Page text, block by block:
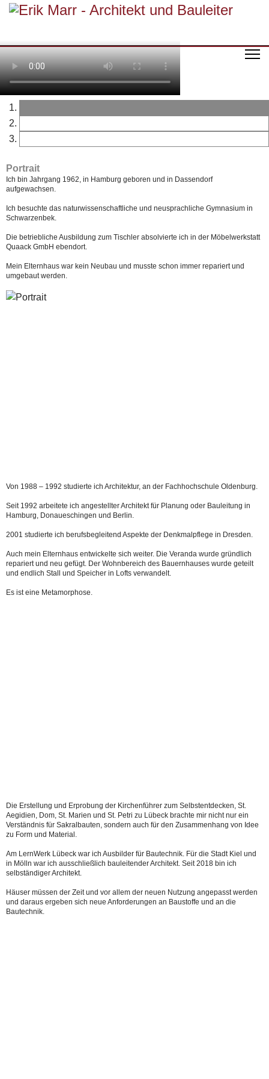
Portrait
Ich bin Jahrgang 1962, in Hamburg geboren und in Dassendorf
aufgewachsen.
Ich besuchte das naturwissenschaftliche und neusprachliche Gymnasium in
Schwarzenbek.
Die betriebliche Ausbildung zum Tischler absolvierte ich in der Möbelwerkstatt
Quaack GmbH ebendort.
Mein Elternhaus war kein Neubau und musste schon immer repariert und
umgebaut werden.
Von 1988 – 1992 studierte ich Architektur, an der Fachhochschule Oldenburg.
Seit 1992 arbeitete ich angestellter Architekt für Planung oder Bauleitung in
Hamburg, Donaueschingen und Berlin.
2001 studierte ich berufsbegleitend Aspekte der Denkmalpflege in Dresden.
Auch mein Elternhaus entwickelte sich weiter. Die Veranda wurde gründlich
repariert und neu gefügt. Der Wohnbereich des Bauernhauses wurde geteilt
und endlich Stall und Speicher in Lofts verwandelt.
Es ist eine Metamorphose.
Die Erstellung und Erprobung der Kirchenführer zum Selbstentdecken, St.
Aegidien, Dom, St. Marien und St. Petri zu Lübeck brachte mir nicht nur ein
Verständnis für Sakralbauten, sondern auch für den Zusammenhang von Idee
zu Form und Material.
Am LernWerk Lübeck war ich Ausbilder für Bautechnik. Für die Stadt Kiel und
in Mölln war ich ausschließlich bauleitender Architekt. Seit 2018 bin ich
selbständiger Architekt.
Häuser müssen der Zeit und vor allem der neuen Nutzung angepasst werden
und daraus ergeben sich neue Anforderungen an Baustoffe und an die
Bautechnik.